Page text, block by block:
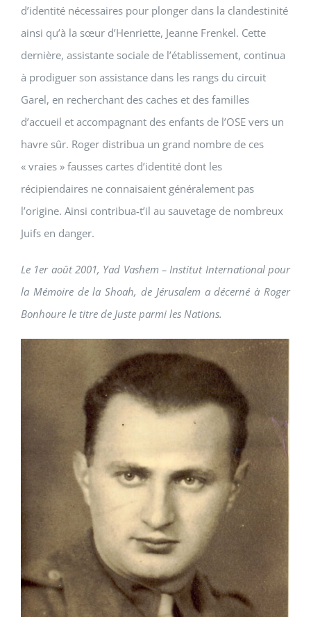
d’identité nécessaires pour plonger dans la clandestinité
ainsi qu’à la sœur d’Henriette, Jeanne Frenkel. Cette
dernière, assistante sociale de l’établissement, continua
à prodiguer son assistance dans les rangs du circuit
Garel, en recherchant des caches et des familles
d’accueil et accompagnant des enfants de l’OSE vers un
havre sûr. Roger distribua un grand nombre de ces
« vraies » fausses cartes d’identité dont les
récipiendaires ne connaisaient généralement pas
l’origine. Ainsi contribua-t’il au sauvetage de nombreux
Juifs en danger.
Le 1er août 2001, Yad Vashem – Institut International pour
la Mémoire de la Shoah, de Jérusalem a décerné à Roger
Bonhoure le titre de Juste parmi les Nations.